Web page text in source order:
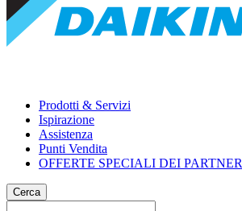
Prodotti & Servizi
Ispirazione
Assistenza
Punti Vendita
OFFERTE SPECIALI DEI PARTNER
Cerca